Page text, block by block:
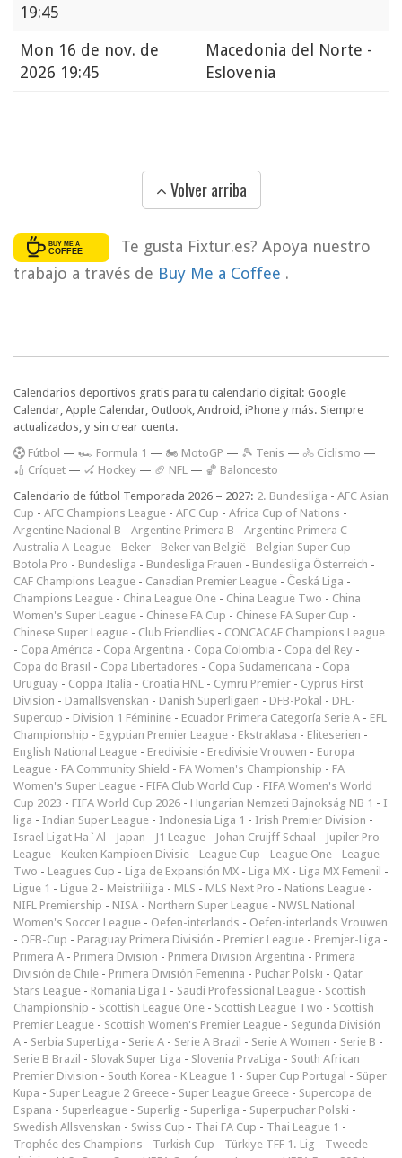
19:45
Mon 16 de nov. de
2026 19:45
Macedonia del Norte -
Eslovenia
Volver arriba
Te gusta Fixtur.es? Apoya nuestro
trabajo a través de Buy Me a Coffee .
Calendarios deportivos gratis para tu calendario digital: Google
Calendar, Apple Calendar, Outlook, Android, iPhone y más. Siempre
actualizados, y sin crear cuenta.
Fútbol — 🏎️ Formula 1 — 🏍 MotoGP — 🎾 Tenis — 🚴 Ciclismo —
🏏 Críquet — 🏑 Hockey — 🏈 NFL — 🏀 Baloncesto
Calendario de fútbol Temporada 2026 – 2027: 2. Bundesliga - AFC Asian
Cup - AFC Champions League - AFC Cup - Africa Cup of Nations -
Argentine Nacional B - Argentine Primera B - Argentine Primera C -
Australia A-League - Beker - Beker van België - Belgian Super Cup -
Botola Pro - Bundesliga - Bundesliga Frauen - Bundesliga Österreich -
CAF Champions League - Canadian Premier League - Česká Liga -
Champions League - China League One - China League Two - China
Women's Super League - Chinese FA Cup - Chinese FA Super Cup -
Chinese Super League - Club Friendlies - CONCACAF Champions League
- Copa América - Copa Argentina - Copa Colombia - Copa del Rey -
Copa do Brasil - Copa Libertadores - Copa Sudamericana - Copa
Uruguay - Coppa Italia - Croatia HNL - Cymru Premier - Cyprus First
Division - Damallsvenskan - Danish Superligaen - DFB-Pokal - DFL-
Supercup - Division 1 Féminine - Ecuador Primera Categoría Serie A - EFL
Championship - Egyptian Premier League - Ekstraklasa - Eliteserien -
English National League - Eredivisie - Eredivisie Vrouwen - Europa
League - FA Community Shield - FA Women's Championship - FA
Women's Super League - FIFA Club World Cup - FIFA Women's World
Cup 2023 - FIFA World Cup 2026 - Hungarian Nemzeti Bajnokság NB 1 - I
liga - Indian Super League - Indonesia Liga 1 - Irish Premier Division -
Israel Ligat Ha`Al - Japan - J1 League - Johan Cruijff Schaal - Jupiler Pro
League - Keuken Kampioen Divisie - League Cup - League One - League
Two - Leagues Cup - Liga de Expansión MX - Liga MX - Liga MX Femenil -
Ligue 1 - Ligue 2 - Meistriliiga - MLS - MLS Next Pro - Nations League -
NIFL Premiership - NISA - Northern Super League - NWSL National
Women's Soccer League - Oefen-interlands - Oefen-interlands Vrouwen
- ÖFB-Cup - Paraguay Primera División - Premier League - Premjer-Liga -
Primera A - Primera Division - Primera Division Argentina - Primera
División de Chile - Primera División Femenina - Puchar Polski - Qatar
Stars League - Romania Liga I - Saudi Professional League - Scottish
Championship - Scottish League One - Scottish League Two - Scottish
Premier League - Scottish Women's Premier League - Segunda División
A - Serbia SuperLiga - Serie A - Serie A Brazil - Serie A Women - Serie B -
Serie B Brazil - Slovak Super Liga - Slovenia PrvaLiga - South African
Premier Division - South Korea - K League 1 - Super Cup Portugal - Süper
Kupa - Super League 2 Greece - Super League Greece - Supercopa de
Espana - Superleague - Superlig - Superliga - Superpuchar Polski -
Swedish Allsvenskan - Swiss Cup - Thai FA Cup - Thai League 1 -
Trophée des Champions - Turkish Cup - Türkiye TFF 1. Lig - Tweede